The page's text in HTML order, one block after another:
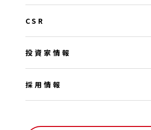
CSR
投資家情報
採用情報